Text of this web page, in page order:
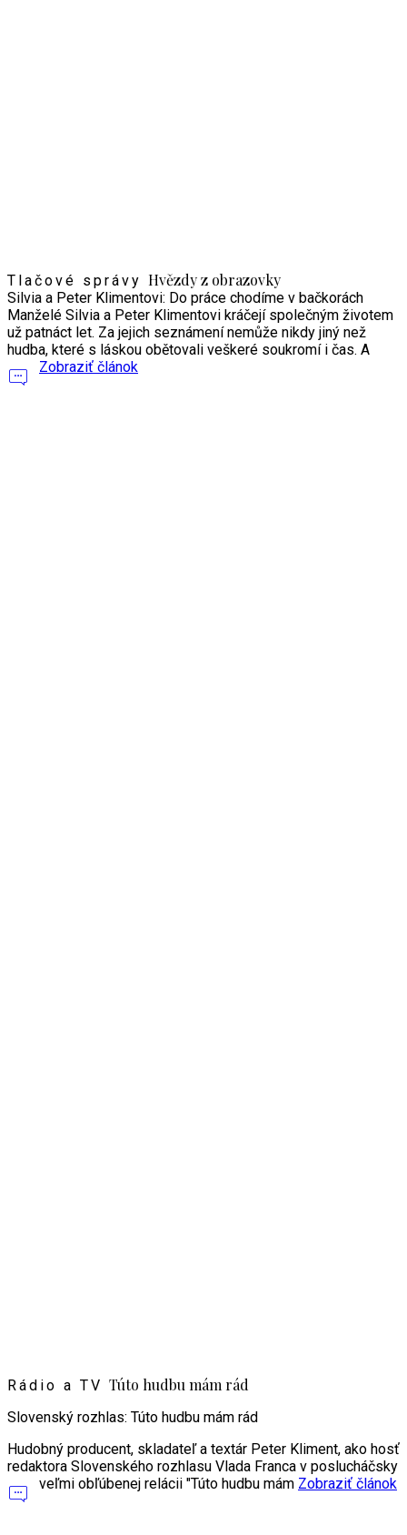
Tlačové správy Hvězdy z obrazovky
Silvia a Peter Klimentovi: Do práce chodíme v bačkorách
Manželé Silvia a Peter Klimentovi kráčejí společným životem
už patnáct let. Za jejich seznámení nemůže nikdy jiný než
hudba, které s láskou obětovali veškeré soukromí i čas. A
Zobraziť článok
Rádio a TV Túto hudbu mám rád
Slovenský rozhlas: Túto hudbu mám rád
Hudobný producent, skladateľ a textár Peter Kliment, ako hosť
redaktora Slovenského rozhlasu Vlada Franca v poslucháčsky
veľmi obľúbenej relácii "Túto hudbu mám Zobraziť článok